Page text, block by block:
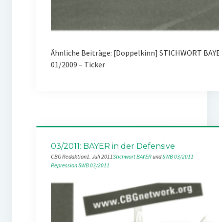
Ähnliche Beiträge: [Doppelkinn] STICHWORT
01/2009 – Ticker
03/2011: BAYER in der Defensive
CBG Redaktion1. Juli 2011Stichwort BAYER und SWB 03/2011
RepressionSWB 03/2011